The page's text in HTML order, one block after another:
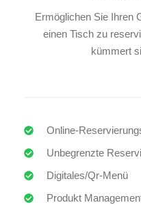
Ermöglichen Sie Ihren
einen Tisch zu
kümmert
Online-
Unbegrenzte
Digitales/Qr-Menü
Produkt